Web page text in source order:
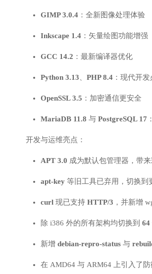
GIMP 3.0.4 ：全新图像处理体验
Inkscape 1.4 ：矢量绘图功能增强
GCC 14.2 ：最新编译器优化
Python 3.13、 PHP 8.4 ：现代开发
OpenSSL 3.5 ：加密通信更安全
MariaDB 11.8 与 PostgreSQL 17
开发与运维亮点：
APT 3.0 成为默认包管理器，带
apt-key 等旧工具已弃用，切换到
curl 现已支持 HTTP/3 ，并新增
除 i386 外的所有架构均切换到 64
新增 debian-repro-status 与
在 AMD64 与 ARM64 上引入了防